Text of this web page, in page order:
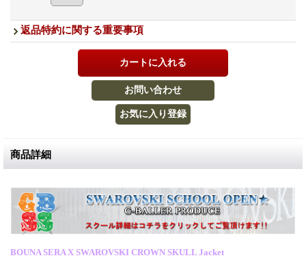
返品特約に関する重要事項
商品詳細
BOUNA SERA X SWAROVSKI CROWN SKULL Jacket